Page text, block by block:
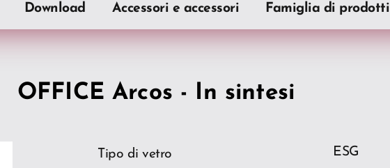
Download Accessori e accessori Famiglia di prodotti
OFFICE Arcos - In sintesi
Tipo di vetro ESG